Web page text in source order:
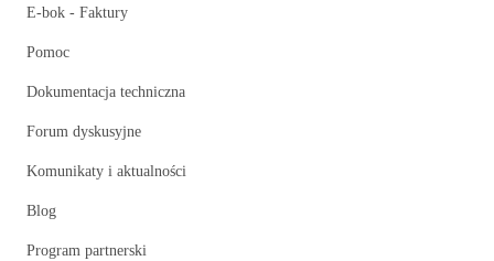
E-bok - Faktury
Pomoc
Dokumentacja techniczna
Forum dyskusyjne
Komunikaty i aktualności
Blog
Program partnerski